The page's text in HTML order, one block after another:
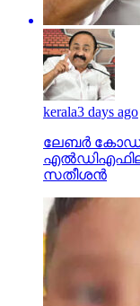
kerala3 days ago
ലേബര്‍
സതീശന്‍